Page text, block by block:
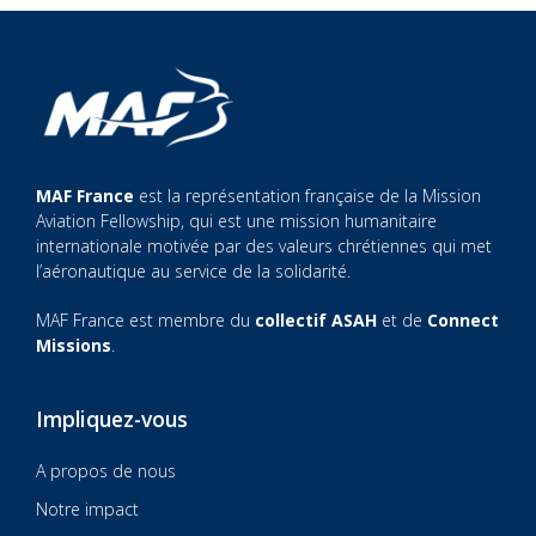
MAF France est la représentation française de la Mission
Aviation Fellowship, qui est une mission humanitaire
internationale motivée par des valeurs chrétiennes qui met
l’aéronautique au service de la solidarité.
MAF France est membre du collectif ASAH et de Connect
Missions.
Impliquez-vous
A propos de nous
Notre impact